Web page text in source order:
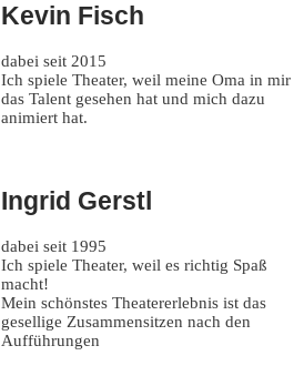
Kevin Fisch
dabei seit 2015
Ich spiele Theater, weil meine Oma in mir
das Talent gesehen hat und mich dazu
animiert hat.
Ingrid Gerstl
dabei seit 1995
Ich spiele Theater, weil es richtig Spaß
macht!
Mein schönstes Theatererlebnis ist das
gesellige Zusammensitzen nach den
Aufführungen